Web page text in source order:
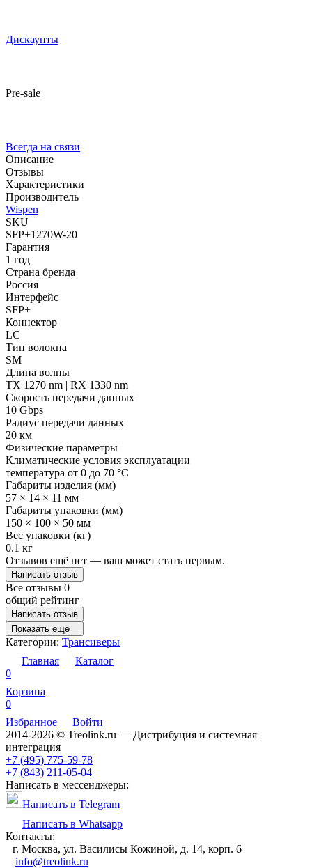
Дискаунты
Pre-sale
Всегда на связи
Описание
Отзывы
Характеристики
Производитель
Wispen
SKU
SFP+1270W-20
Гарантия
1 год
Страна бренда
Россия
Интерфейс
SFP+
Коннектор
LC
Тип волокна
SM
Длина волны
TX 1270 nm | RX 1330 nm
Скорость передачи данных
10 Gbps
Радиус передачи данных
20 км
Физические параметры
Климатические условия эксплуатации
температура от 0 до 70 °C
Габариты изделия (мм)
57 × 14 × 11 мм
Габариты упаковки (мм)
150 × 100 × 50 мм
Вес упаковки (кг)
0.1 кг
Отзывов ещё нет — ваш может стать первым.
Написать отзыв
Все отзывы 0
общий рейтинг
Написать отзыв
Показать ещё
Категории: Трансиверы
Главная
Каталог
0
Корзина
0
Избранное
Войти
2014-2026 © Treolink.ru — Дистрибуция и системная
интеграция
+7 (495) 775-59-78
+7 (843) 211-05-04
Написать в мессенджеры:
Написать в Telegram
Написать в Whatsapp
Контакты:
г. Москва, ул. Василисы Кожиной, д. 14, корп. 6
info@treolink.ru